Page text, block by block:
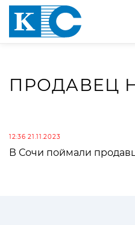
ПРОДАВЕЦ
12:36 21.11.2023
В Сочи поймали